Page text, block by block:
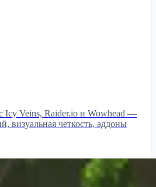
Icy Veins, Raider.io и Wowhead —
визуальная четкость, аддоны